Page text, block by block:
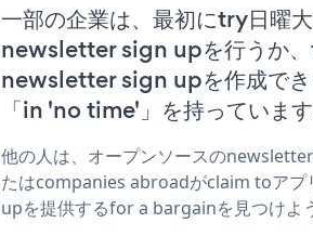
一部の企業は、最初にtry日曜
newsletter sign upを行うか
newsletter sign upを作成でき
「in 'no time'」を持っています
他の人は、オープンソースの
たはcompanies abroadがclaim toア
upを提供するfor a bargainを見つけよ